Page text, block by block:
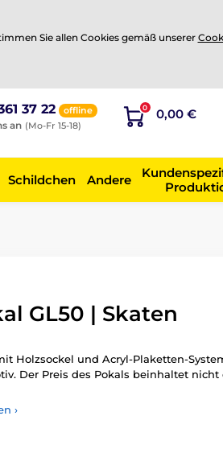
37 22 offline
an (Mo-Fr 15-18)
0 0,00 €
Schildchen Andere
GL50 | Skaten
Holzsockel und Acryl-Plaketten-
Der Preis des Pokals beinhaltet nicht
›
Sie allen Cookies gemäß unserer